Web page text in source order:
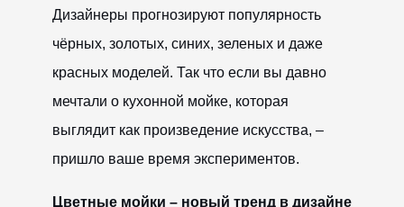
Дизайнеры прогнозируют популярность
чёрных, золотых, синих, зеленых и даже
красных моделей. Так что если вы давно
мечтали о кухонной мойке, которая
выглядит как произведение искусства, –
пришло ваше время экспериментов.
Цветные мойки – новый тренд в дизайне